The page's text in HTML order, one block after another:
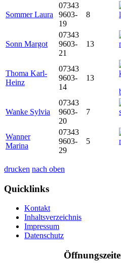
Sommer Laura
07343
9603-
19
8
Sonn Margot
07343
9603-
21
13
Thoma Karl-
Heinz
07343
9603-
14
13
Wanke Sylvia
07343
9603-
20
7
Wanner
Marina
07343
9603-
29
5
drucken nach oben
Quicklinks
Kontakt
Inhaltsverzeichnis
Impressum
Datenschutz